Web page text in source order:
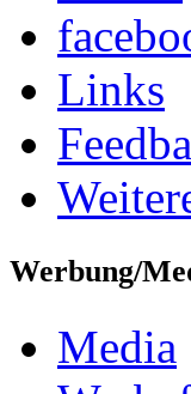
Links
Werbung/
Media